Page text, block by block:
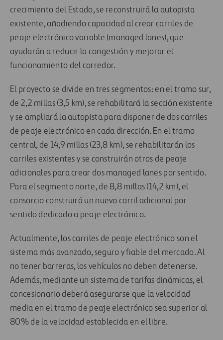
crecimiento del Estado, se reconstruirá la autopista
existente, añadiendo capacidad al crear carriles de
peaje electrónico variable (managed lanes), que
ayudarán a reducir la congestión y mejorar el
funcionamiento del corredor.
El proyecto se divide en tres segmentos: en el tramo sur,
de 2,2 millas (3,5 km), se rehabilitará la sección existente
y se ampliará la autopista para disponer de dos carriles
de peaje electrónico en cada dirección. En el tramo
central, de 14,9 millas (23,8 km), se rehabilitarán los
carriles existentes y se construirán otros de peaje
adicionales para crear dos managed lanes por sentido.
Para el segmento norte, de 8,8 millas (14,2 km), el
consorcio construirá un nuevo carril adicional por
sentido dedicado a peaje electrónico.
Actualmente, los carriles de peaje electrónico son el
sistema más avanzado, seguro y fiable del mercado. Al
no tener barreras, los vehículos no deben detenerse.
Además, mediante un sistema de tarifas dinámicas, el
concesionario deberá asegurarse que la velocidad
media en el tramo de peaje electrónico sea superior al
80% de la velocidad establecida en el libre.